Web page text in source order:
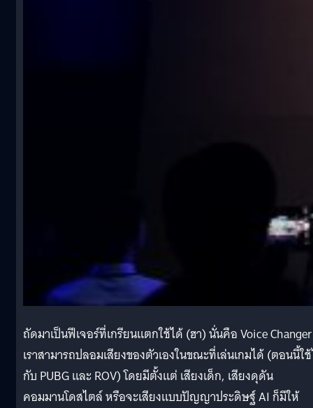
ถัดมาเป็นฟีเจอร์ที่เกรียนแตกใช้ได้ (ฮา) นั่นคือ Voice
เราสามารถปลอมเสียงของตัวเองในขณะที่เล่นเกมได้ (ตอนนี้ใ
กับ PUBG และ ROV) โดยมีตั้งแต่ เสียงเด็ก, เสียงดุดัน
คอมมานโดสไตล์ หรือจะเสียงแบบปัญญาประดิษฐ์ AI ก็มีให้